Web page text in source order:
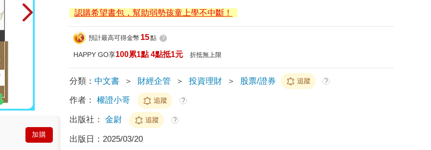
加購
認購希望書包，幫助弱勢孩童上學不中斷！
預計最高可得金幣 15點 ?
HAPPY GO享100累1點 4點抵1元 折抵無上限
分類： 中文書 ＞ 財經企管 ＞ 投資理財 ＞ 股票/證券 追蹤 ?
作者： 權證小哥 追蹤 ?
出版社： 金尉 追蹤 ?
出版日： 2025/03/20